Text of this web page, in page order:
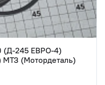
(Д-245 ЕВРО-4)
(Мотордеталь)